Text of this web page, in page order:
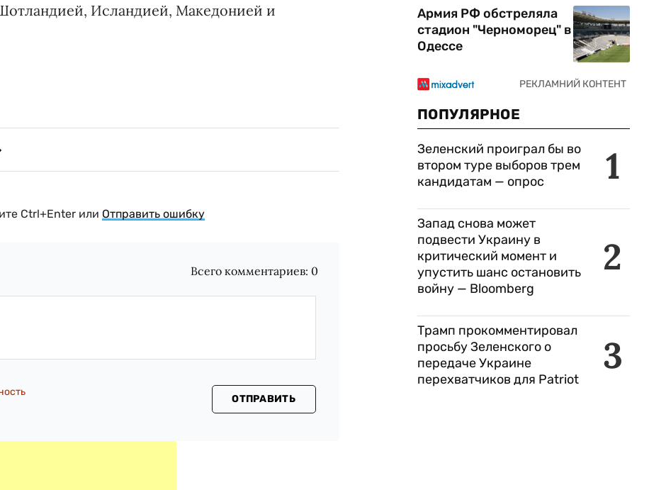
Исландией, Македонией и
Ctrl+Enter или Отправить ошибку
Всего комментариев: 0
ОТПРАВИТЬ
Армия РФ обстреляла
стадион "Черноморец" в
Одессе
ПОПУЛЯРНОЕ
1
Зеленский проиграл бы во
втором туре выборов трем
кандидатам — опрос
2
Запад снова может
подвести Украину в
критический момент и
упустить шанс остановить
войну — Bloomberg
3
Трамп прокомментировал
просьбу Зеленского о
передаче Украине
перехватчиков для Patriot